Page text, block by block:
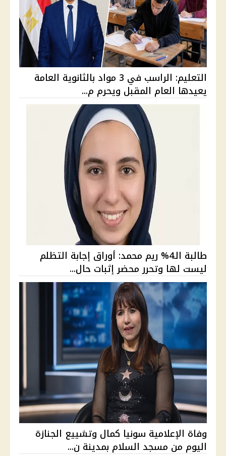
التعليم: الراسب في 3 مواد بالثانوية العامة
يعيدها العام المقبل ويحرم م...
طالبة الـ4% ريم محمد: أوراق إجابة التظلم
ليست لها وتحرر محضر إثبات حال...
وفاة الإعلامية سونيا كمال وتشييع الجنازة
اليوم من مسجد السلام بمدينة ن...